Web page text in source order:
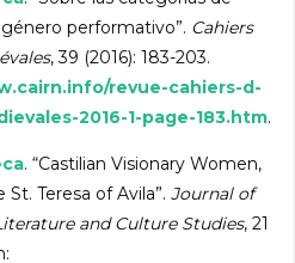
performativo”. Cahiers
, 39 (2016): 183-203.
revue-cahiers-d-
2016-1-page-183.htm.
. “Castilian Visionary Women,
Teresa of Avila”.Journal of
and Culture Studies, 21